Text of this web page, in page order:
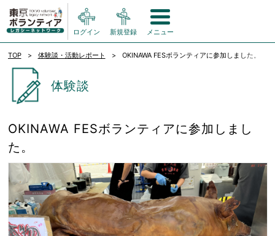
ログイン 新規登録 メニュー
TOP 体験談・活動レポート OKINAWA FESボランティアに参加しました。
体験談
OKINAWA FESボランティアに参加しまし
た。